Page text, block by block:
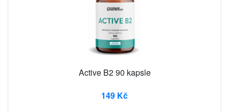
Active B2 90 kapsle
149 Kč